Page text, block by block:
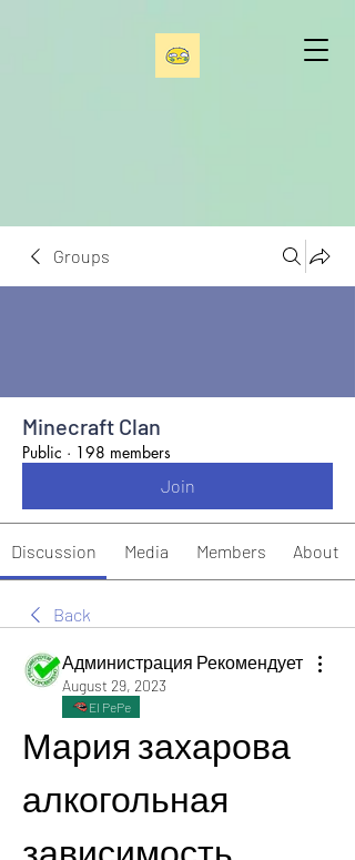
Groups
Minecraft Clan
Public · 198 members
Join
Discussion Media Members About
Back
Администрация Рекомендует
August 29, 2023
El PePe
Мария захарова
алкогольная
зависимость